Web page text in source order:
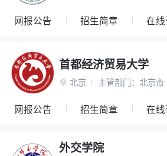
网报公告 招生简章 在
首都经济贸易大学
 北京 主管部门： 北京市
网报公告 招生简章 在
外交学院